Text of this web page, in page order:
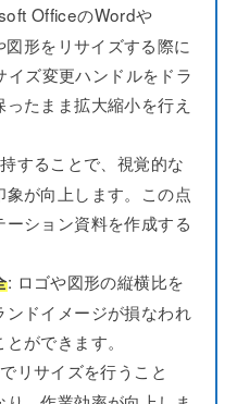
OfficeのWordや
形をリサイズする際に
ズ変更ハンドルをドラ
たまま拡大縮小を行え
することで、視覚的な
が向上します。この点
ション資料を作成する
: ロゴや図形の縦横比を
ドイメージが損なわれ
ができます。
リサイズを行うこと